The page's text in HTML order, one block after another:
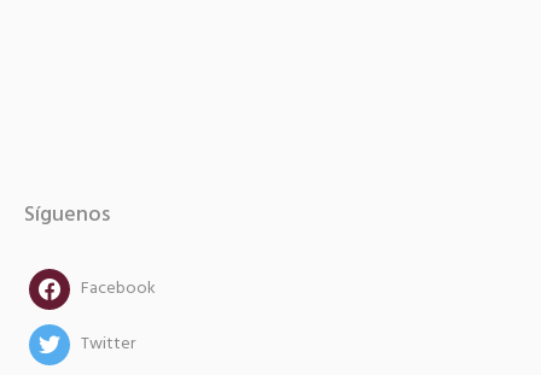
Síguenos
facebookFacebook
twitterTwitter